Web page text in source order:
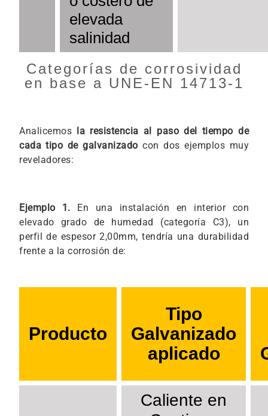
elevada
salinidad
Categorías de corrosividad
en base a UNE-EN 14713-1
Analicemos la resistencia al paso del tiempo de
cada tipo de galvanizado con dos ejemplos muy
reveladores:
Ejemplo 1. En una instalación en interior con
elevado grado de humedad (categoría C3), un
perfil de espesor 2,00mm, tendría una durabilidad
frente a la corrosión de:
Producto
Tipo
Galvanizado
aplicado
Caliente en